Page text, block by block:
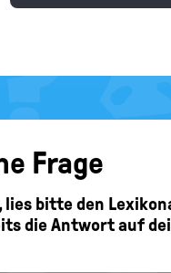
Frage
lies bitte den
die Antwort auf